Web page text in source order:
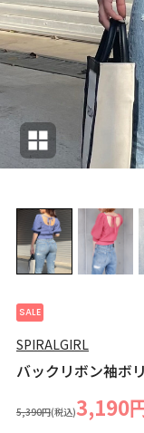
SALE
SPIRALGIRL
バックリボン袖ボ
5,390円(税込)3,190